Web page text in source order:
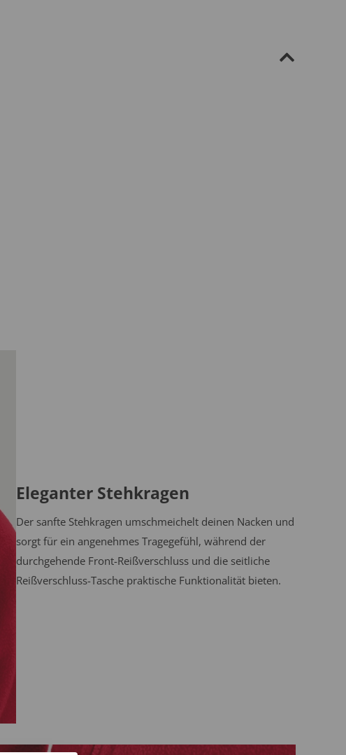
Eleganter Stehkragen
Der sanfte Stehkragen umschmeichelt deinen Nacken und
sorgt für ein angenehmes Tragegefühl, während der
durchgehende Front-Reißverschluss und die seitliche
Reißverschluss-Tasche praktische Funktionalität bieten.